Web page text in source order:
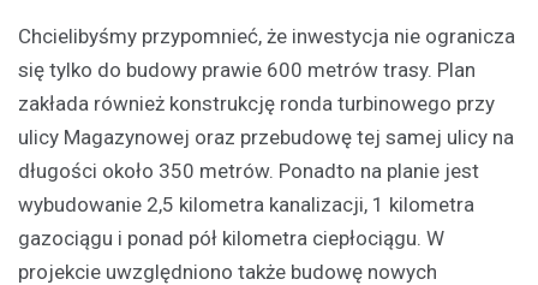
Chcielibyśmy przypomnieć, że inwestycja nie ogranicza
się tylko do budowy prawie 600 metrów trasy. Plan
zakłada również konstrukcję ronda turbinowego przy
ulicy Magazynowej oraz przebudowę tej samej ulicy na
długości około 350 metrów. Ponadto na planie jest
wybudowanie 2,5 kilometra kanalizacji, 1 kilometra
gazociągu i ponad pół kilometra ciepłociągu. W
projekcie uwzględniono także budowę nowych